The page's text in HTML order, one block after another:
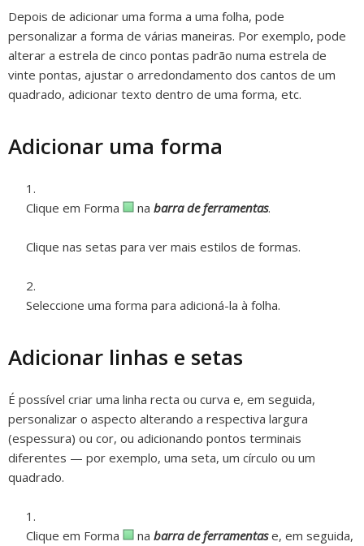
Depois de adicionar uma forma a uma folha, pode
personalizar a forma de várias maneiras. Por exemplo, pode
alterar a estrela de cinco pontas padrão numa estrela de
vinte pontas, ajustar o arredondamento dos cantos de um
quadrado, adicionar texto dentro de uma forma, etc.
Adicionar uma forma
Clique em Forma na barra de ferramentas.
Clique nas setas para ver mais estilos de formas.
Seleccione uma forma para adicioná-la à folha.
Adicionar linhas e setas
É possível criar uma linha recta ou curva e, em seguida,
personalizar o aspecto alterando a respectiva largura
(espessura) ou cor, ou adicionando pontos terminais
diferentes — por exemplo, uma seta, um círculo ou um
quadrado.
Clique em Forma na barra de ferramentase, em seguida,